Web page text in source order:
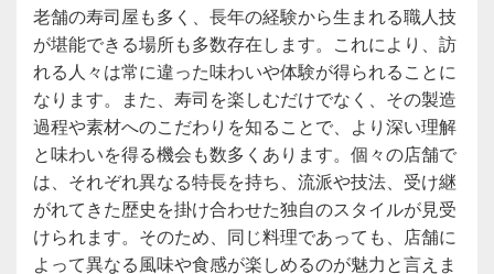
老舗の寿司屋も多く、長年の経験から生まれる職人技
が堪能できる場所も多数存在します。これにより、訪
れる人々は常に違った味わいや体験が得られることに
なります。また、寿司を楽しむだけでなく、その製造
過程や素材へのこだわりを知ることで、より深い理解
と味わいを得る機会も数多くあります。個々の店舗で
は、それぞれ異なる特長を持ち、流派や技法、受け継
がれてきた歴史を掛け合わせた独自のスタイルが見受
けられます。そのため、同じ料理であっても、店舗に
よって異なる風味や食感が楽しめるのが魅力と言えま